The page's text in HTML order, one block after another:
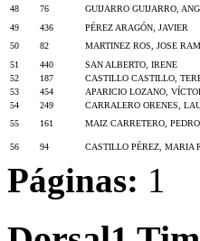
48
76 GUIJARRO GUIJARRO,
49
436 PÉREZ ARAGÓN, JAVIER
50
82 MARTINEZ ROS, JOSE
51
440 SAN ALBERTO, IRENE
52
187 CASTILLO CASTILLO,
53
454 APARICIO LOZANO,
54
249 CARRALERO ORENES,
55
161 MAIZ CARRETERO,
56 94 CASTILLO PÉREZ, MARIA
Páginas: 1